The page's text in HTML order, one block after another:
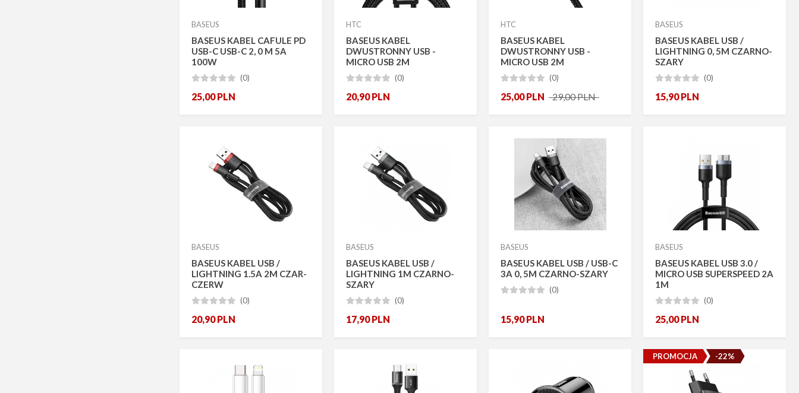
BASEUS
BASEUS KABEL CAFULE PD
USB-C USB-C 2, 0 M 5A
100W
 (0)
25,00PLN
HTC
BASEUS KABEL
DWUSTRONNY USB -
MICRO USB 2M
 (0)
20,90PLN
HTC
BASEUS KABEL
DWUSTRONNY USB -
MICRO USB 2M
 (0)
25,00PLN 29,00PLN
BASEUS
BASEUS KABEL USB /
LIGHTNING 0, 5M CZARNO-
SZARY
 (0)
15,90PLN
BASEUS
BASEUS KABEL USB /
LIGHTNING 1.5A 2M CZAR-
CZERW
 (0)
20,90PLN
BASEUS
BASEUS KABEL USB /
LIGHTNING 1M CZARNO-
SZARY
 (0)
17,90PLN
BASEUS
BASEUS KABEL USB / USB-C
3A 0, 5M CZARNO-SZARY
 (0)
15,90PLN
BASEUS
BASEUS KABEL USB 3.0 /
MICRO USB SUPERSPEED 2A
1M
 (0)
25,00PLN
PROMOCJA -22%